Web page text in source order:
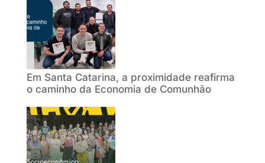
Em Santa Catarina, a proximidade reafirma
o caminho da Economia de Comunhão